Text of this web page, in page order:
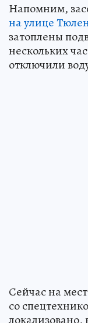
Напомним,
на улице
затоплены
нескольких
отключили
Сейчас на
со